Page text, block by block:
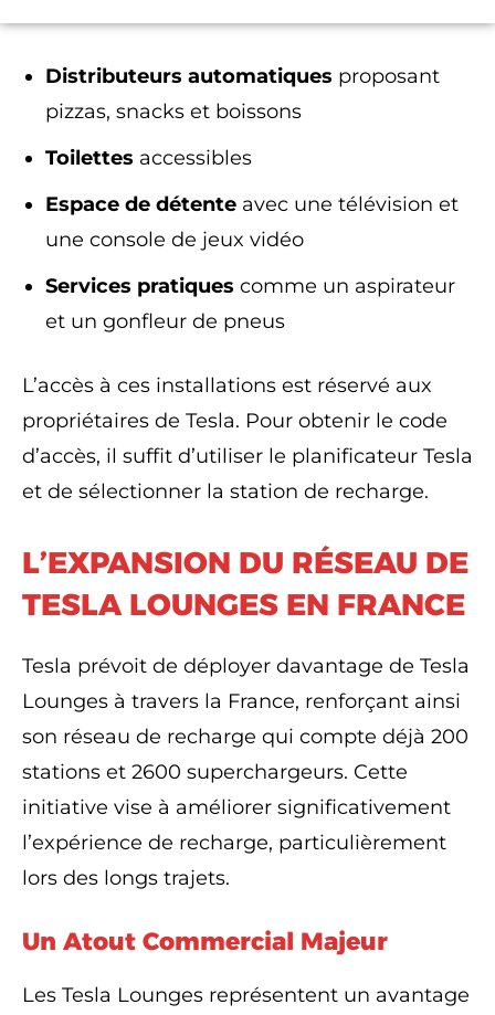
J'Y VAIS
Distributeurs automatiques proposant
pizzas, snacks et boissons
Toilettes accessibles
Espace de détente avec une télévision et
une console de jeux vidéo
Services pratiques comme un aspirateur
et un gonfleur de pneus
L’accès à ces installations est réservé aux
propriétaires de Tesla. Pour obtenir le code
d’accès, il suffit d’utiliser le planificateur Tesla
et de sélectionner la station de recharge.
L’EXPANSION DU RÉSEAU DE
TESLA LOUNGES EN FRANCE
Tesla prévoit de déployer davantage de Tesla
Lounges à travers la France, renforçant ainsi
son réseau de recharge qui compte déjà 200
stations et 2600 superchargeurs. Cette
initiative vise à améliorer significativement
l’expérience de recharge, particulièrement
lors des longs trajets.
Un Atout Commercial Majeur
Les Tesla Lounges représentent un avantage